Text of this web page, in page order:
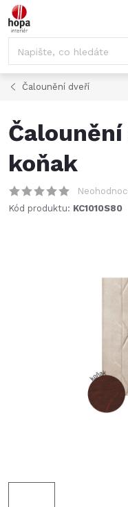
Přejít
na
Čalounění dveří
koňak
Kód produktu: KC1010S80